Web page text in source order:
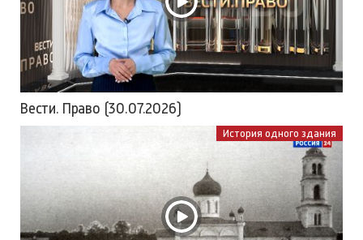
Вести. Право (30.07.2026)
История одного здания